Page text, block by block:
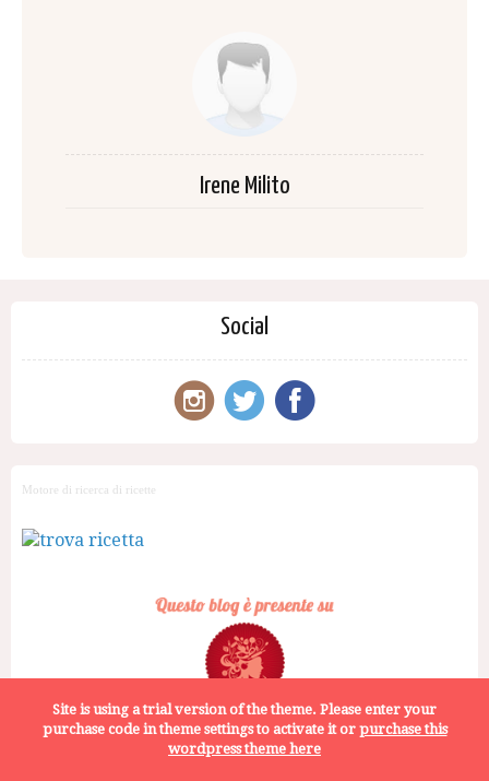
Irene Milito
Social
Motore di ricerca di ricette
Site is using a trial version of the theme. Please enter your
purchase code in theme settings to activate it or purchase this
wordpress theme here